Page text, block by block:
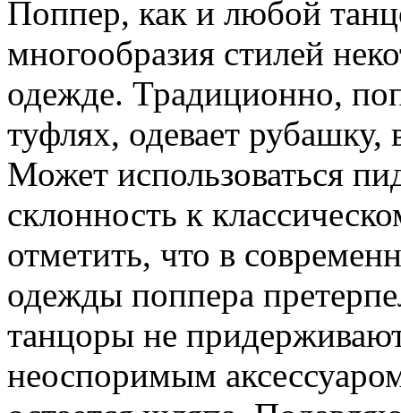
Поппер, как и любой
многообразия стилей
одежде. Традиционно,
туфлях, одевает рубашку,
Может использоваться
склонность к
отметить, что в
одежды поппера
танцоры не
неоспоримым